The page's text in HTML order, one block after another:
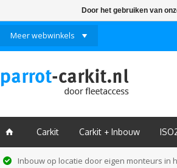
Meer webwinkels
ï Carkit Carkit + Inbouw
Inbouw op locatie door eigen monteurs in
Door het gebruiken van